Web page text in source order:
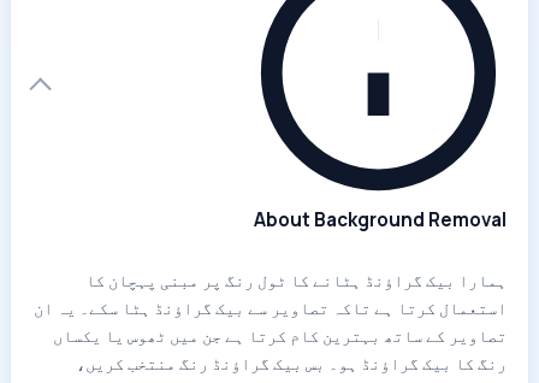
About Background Removal
ہمارا بیک گراؤنڈ ہٹانے کا ٹول رنگ پر مبنی پہچان کا
استعمال کرتا ہے تاکہ تصاویر سے بیک گراؤنڈ ہٹا سکے۔ یہ ان
تصاویر کے ساتھ بہترین کام کرتا ہے جن میں ٹھوس یا یکساں
رنگ کا بیک گراؤنڈ ہو۔ بس بیک گراؤنڈ رنگ منتخب کریں،